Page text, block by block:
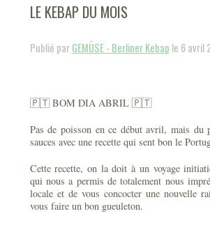
LE KEBAP DU MOIS
Publié parGEMÜSE - Berliner Kebap le 6 avril
🇵🇹 BOM DIA ABRIL 🇵🇹
Pas de poisson en ce début avril, mais du
sauces avec une recette qui sent bon le
Cette recette, on la doit à un voyage
qui nous a permis de totalement nous
locale et de vous concocter une nouvelle
vous faire un bon gueuleton.